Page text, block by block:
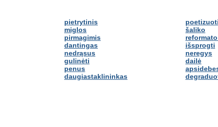
pietrytinis
miglos
pirmagimis
dantingas
nedrąsus
gulinėti
penus
daugiastaklininkas
šaliko
išsprogti
neregys
dailė